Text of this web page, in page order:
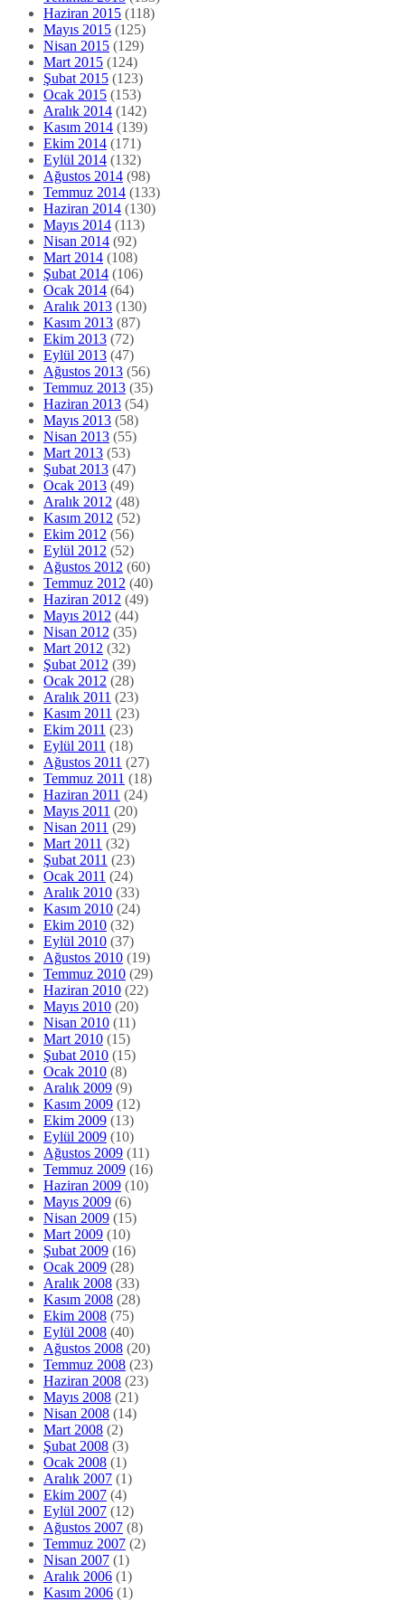
Haziran 2015 (118)
Mayıs 2015 (125)
Nisan 2015 (129)
Mart 2015 (124)
Şubat 2015 (123)
Ocak 2015 (153)
Aralık 2014 (142)
Kasım 2014 (139)
Ekim 2014 (171)
Eylül 2014 (132)
Ağustos 2014 (98)
Temmuz 2014 (133)
Haziran 2014 (130)
Mayıs 2014 (113)
Nisan 2014 (92)
Mart 2014 (108)
Şubat 2014 (106)
Ocak 2014 (64)
Aralık 2013 (130)
Kasım 2013 (87)
Ekim 2013 (72)
Eylül 2013 (47)
Ağustos 2013 (56)
Temmuz 2013 (35)
Haziran 2013 (54)
Mayıs 2013 (58)
Nisan 2013 (55)
Mart 2013 (53)
Şubat 2013 (47)
Ocak 2013 (49)
Aralık 2012 (48)
Kasım 2012 (52)
Ekim 2012 (56)
Eylül 2012 (52)
Ağustos 2012 (60)
Temmuz 2012 (40)
Haziran 2012 (49)
Mayıs 2012 (44)
Nisan 2012 (35)
Mart 2012 (32)
Şubat 2012 (39)
Ocak 2012 (28)
Aralık 2011 (23)
Kasım 2011 (23)
Ekim 2011 (23)
Eylül 2011 (18)
Ağustos 2011 (27)
Temmuz 2011 (18)
Haziran 2011 (24)
Mayıs 2011 (20)
Nisan 2011 (29)
Mart 2011 (32)
Şubat 2011 (23)
Ocak 2011 (24)
Aralık 2010 (33)
Kasım 2010 (24)
Ekim 2010 (32)
Eylül 2010 (37)
Ağustos 2010 (19)
Temmuz 2010 (29)
Haziran 2010 (22)
Mayıs 2010 (20)
Nisan 2010 (11)
Mart 2010 (15)
Şubat 2010 (15)
Ocak 2010 (8)
Aralık 2009 (9)
Kasım 2009 (12)
Ekim 2009 (13)
Eylül 2009 (10)
Ağustos 2009 (11)
Temmuz 2009 (16)
Haziran 2009 (10)
Mayıs 2009 (6)
Nisan 2009 (15)
Mart 2009 (10)
Şubat 2009 (16)
Ocak 2009 (28)
Aralık 2008 (33)
Kasım 2008 (28)
Ekim 2008 (75)
Eylül 2008 (40)
Ağustos 2008 (20)
Temmuz 2008 (23)
Haziran 2008 (23)
Mayıs 2008 (21)
Nisan 2008 (14)
Mart 2008 (2)
Şubat 2008 (3)
Ocak 2008 (1)
Aralık 2007 (1)
Ekim 2007 (4)
Eylül 2007 (12)
Ağustos 2007 (8)
Temmuz 2007 (2)
Nisan 2007 (1)
Aralık 2006 (1)
Kasım 2006 (1)